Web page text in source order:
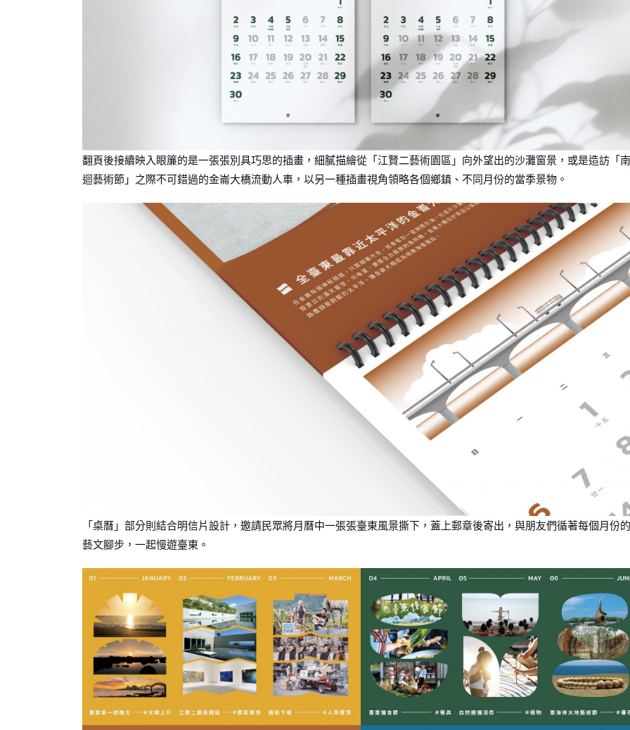
翻⾴後接續映入眼簾的是⼀張張別具巧思的插畫，細膩描繪從「江賢⼆藝術園區」向外望出的沙灘窗景，或是造訪「南
迴藝術節」之際不可錯過的⾦崙⼤橋流動⼈⾞，以另⼀種插畫視⾓領略各個鄉鎮、不同⽉份的當季景物。
「桌曆」部分則結合明信片設計，邀請⺠眾將⽉曆中⼀張張臺東風景撕下，蓋上郵章後寄出，與朋友們循著每個⽉份的
藝⽂腳步，⼀起慢遊臺東。